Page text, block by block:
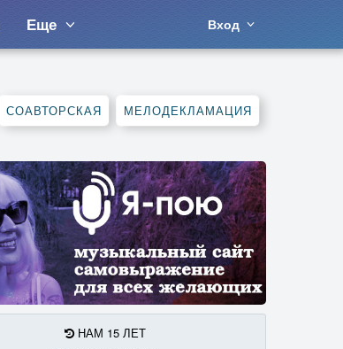
Еще Вход
СОАВТОРСКАЯ МЕЛОДЕКЛАМАЦИЯ
НАМ 15 ЛЕТ